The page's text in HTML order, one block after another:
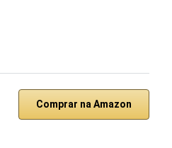
Comprar na Amazon